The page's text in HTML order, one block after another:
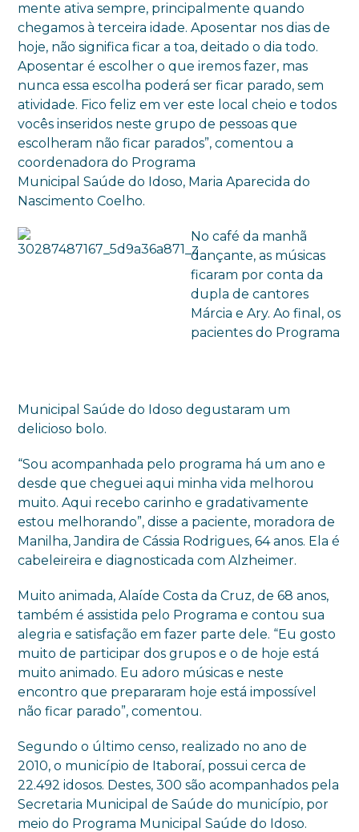
mente ativa sempre, principalmente quando
chegamos à terceira idade. Aposentar nos dias de
hoje, não significa ficar a toa, deitado o dia todo.
Aposentar é escolher o que iremos fazer, mas
nunca essa escolha poderá ser ficar parado, sem
atividade. Fico feliz em ver este local cheio e todos
vocês inseridos neste grupo de pessoas que
escolheram não ficar parados”, comentou a
coordenadora do Programa
Municipal Saúde do Idoso, Maria Aparecida do
Nascimento Coelho.
No café da manhã
dançante, as músicas
ficaram por conta da
dupla de cantores
Márcia e Ary. Ao final, os
pacientes do Programa
Municipal Saúde do Idoso degustaram um
delicioso bolo.
“Sou acompanhada pelo programa há um ano e
desde que cheguei aqui minha vida melhorou
muito. Aqui recebo carinho e gradativamente
estou melhorando”, disse a paciente, moradora de
Manilha, Jandira de Cássia Rodrigues, 64 anos. Ela é
cabeleireira e diagnosticada com Alzheimer.
Muito animada, Alaíde Costa da Cruz, de 68 anos,
também é assistida pelo Programa e contou sua
alegria e satisfação em fazer parte dele. “Eu gosto
muito de participar dos grupos e o de hoje está
muito animado. Eu adoro músicas e neste
encontro que prepararam hoje está impossível
não ficar parado”, comentou.
Segundo o último censo, realizado no ano de
2010, o município de Itaboraí, possui cerca de
22.492 idosos. Destes, 300 são acompanhados pela
Secretaria Municipal de Saúde do município, por
meio do Programa Municipal Saúde do Idoso.